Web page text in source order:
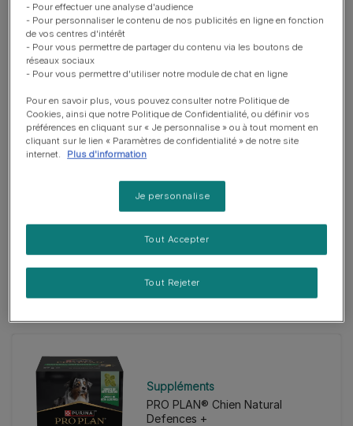
A votre avis, de quoi rêve
votre chien?
Une bonne gamelle
Courser un lapin
Ses souvenirs
Continue
Suppléments
PRO PLAN® Chien Natural
Defences +
- Pour effectuer une analyse d'audience
- Pour personnaliser le contenu de nos publicités en ligne en fonction
de vos centres d'intérêt
- Pour vous permettre de partager du contenu via les boutons de
réseaux sociaux
- Pour vous permettre d'utiliser notre module de chat en ligne
Pour en savoir plus, vous pouvez consulter notre Politique de
Cookies, ainsi que notre Politique de Confidentialité, ou définir vos
préférences en cliquant sur « Je personnalise » ou à tout moment en
cliquant sur le lien « Paramètres de confidentialité » de notre site
internet.
Plus d'information
Je personnalise
Tout Rejeter
Tout Accepter